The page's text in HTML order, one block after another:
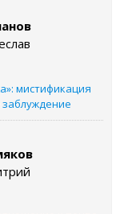
мистификация